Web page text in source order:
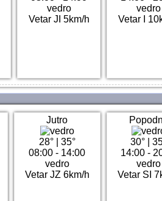
vedro
Vetar JI 5km/h
vedro
Vetar I
Jutro
28°| 35°
08:00 - 14:00
vedro
Vetar JZ 6km/h
30° |
14:00 -
vedro
Vetar SI